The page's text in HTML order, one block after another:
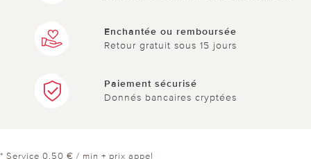
Enchantée ou remboursée
Retour gratuit sous 15 jours
Paiement sécurisé
Donnés bancaires cryptées
* Service 0,50 € / min + prix appel